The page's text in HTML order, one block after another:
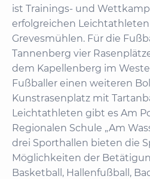
ist Trainings- und
erfolgreichen Leichtathleten
Grevesmühlen. Für die
Tannenberg vier
dem Kapellenberg im
Fußballer einen weiteren
Kunstrasenplatz mit
Leichtathleten gibt es Am
Regionalen Schule „Am
drei Sporthallen bieten die
Möglichkeiten der
Basketball, Hallenfußball,